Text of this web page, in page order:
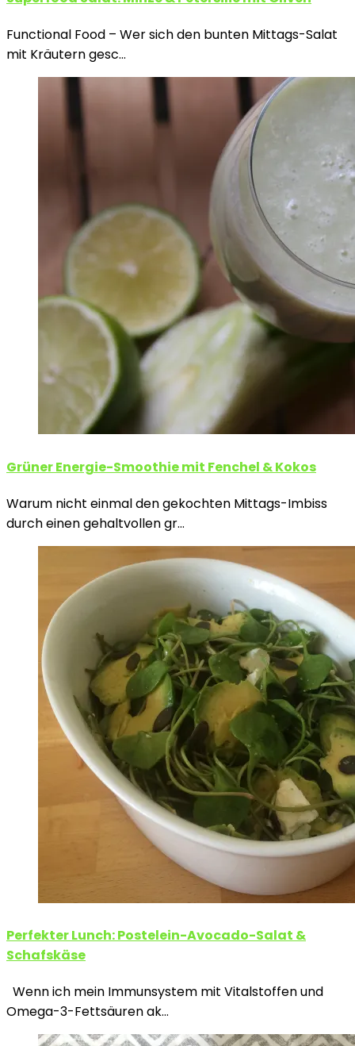
Functional Food – Wer sich den bunten Mittags-Salat
mit Kräutern gesc…
Grüner Energie-Smoothie mit Fenchel & Kokos
Warum nicht einmal den gekochten Mittags-Imbiss
durch einen gehaltvollen gr…
Perfekter Lunch: Postelein-Avocado-Salat &
Schafskäse
Wenn ich mein Immunsystem mit Vitalstoffen und
Omega-3-Fettsäuren ak…